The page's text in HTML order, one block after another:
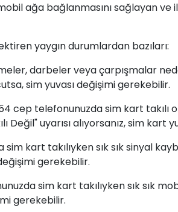
ağa bağlanmasını sağlayan
yaygın durumlardan bazıları:
darbeler veya çarpışmalar
sim yuvası değişimi gerekebilir.
cep telefonunuzda sim kart takılı
Değil" uyarısı alıyorsanız, sim kart
kart takılıyken sık sık sinyal
gerekebilir.
sim kart takılıyken sık sık
gerekebilir.